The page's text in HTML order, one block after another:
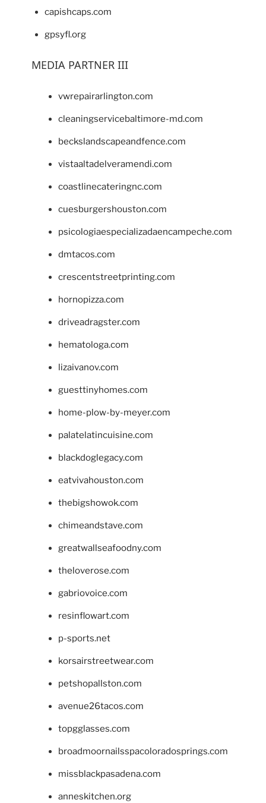
capishcaps.com
gpsyfl.org
MEDIA PARTNER III
vwrepairarlington.com
cleaningservicebaltimore-md.com
beckslandscapeandfence.com
vistaaltadelveramendi.com
coastlinecateringnc.com
cuesburgershouston.com
psicologiaespecializadaencampeche.com
dmtacos.com
crescentstreetprinting.com
hornopizza.com
driveadragster.com
hematologa.com
lizaivanov.com
guesttinyhomes.com
home-plow-by-meyer.com
palatelatincuisine.com
blackdoglegacy.com
eatvivahouston.com
thebigshowok.com
chimeandstave.com
greatwallseafoodny.com
theloverose.com
gabriovoice.com
resinflowart.com
p-sports.net
korsairstreetwear.com
petshopallston.com
avenue26tacos.com
topgglasses.com
broadmoornailsspacoloradosprings.com
missblackpasadena.com
anneskitchen.org